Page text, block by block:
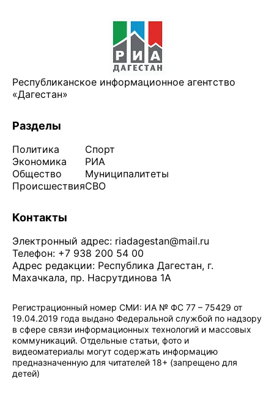
Республиканское информационное агентство
«Дагестан»
Разделы
Политика
Экономика
Общество
Происшествия
Спорт
РИА
Муниципалитеты
СВО
Контакты
Электронный адрес: riadagestan@mail.ru
Телефон: +7 938 200 54 00
Адрес редакции: Республика Дагестан, г.
Махачкала, пр. Насрутдинова 1А
Регистрационный номер СМИ: ИА № ФС 77 – 75429 от
19.04.2019 года выдано Федеральной службой по надзору
в сфере связи информационных технологий и массовых
коммуникаций. Отдельные статьи, фото и
видеоматериалы могут содержать информацию
предназначенную для читателей 18+ (запрещено для
детей)